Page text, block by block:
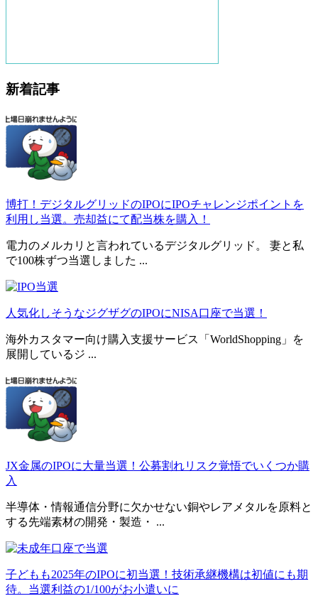
新着記事
博打！デジタルグリッドのIPOにIPOチャレンジポイントを
利用し当選。売却益にて配当株を購入！
電力のメルカリと言われているデジタルグリッド。 妻と私
で100株ずつ当選しました ...
人気化しそうなジグザグのIPOにNISA口座で当選！
海外カスタマー向け購入支援サービス「WorldShopping」を
展開しているジ ...
JX金属のIPOに大量当選！公募割れリスク覚悟でいくつか購
入
半導体・情報通信分野に欠かせない銅やレアメタルを原料と
する先端素材の開発・製造・ ...
子どもも2025年のIPOに初当選！技術承継機構は初値にも期
待。当選利益の1/100がお小遣いに